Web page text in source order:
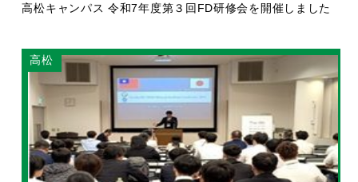
高松キャンパス 令和7年度第３回FD研修会を開催しました
高松